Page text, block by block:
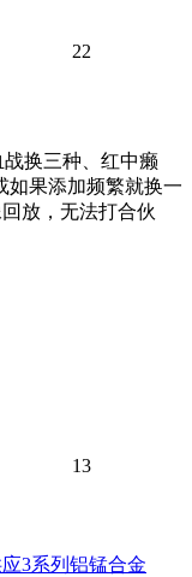
22
换三种、红中癞
如果添加频繁就换一
放，无法打合伙
13
3系列铝锰合金